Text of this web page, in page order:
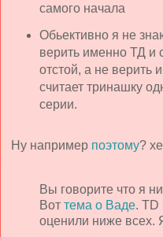
самого начала
Обьективно я не
верить именно ТД и
отстой, а не верить
считает тринашку
серии.
Ну например поэтому?
Вы говорите что я
Вот тема о Ваде. TD
оценили ниже всех.